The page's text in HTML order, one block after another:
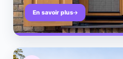
En savoir plus